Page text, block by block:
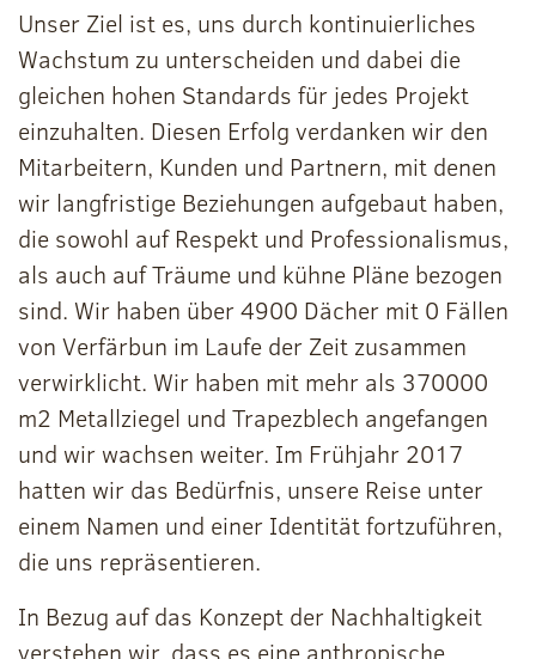
Unser Ziel ist es, uns durch kontinuierliches
Wachstum zu unterscheiden und dabei die
gleichen hohen Standards für jedes Projekt
einzuhalten. Diesen Erfolg verdanken wir den
Mitarbeitern, Kunden und Partnern, mit denen
wir langfristige Beziehungen aufgebaut haben,
die sowohl auf Respekt und Professionalismus,
als auch auf Träume und kühne Pläne bezogen
sind. Wir haben über 4900 Dächer mit 0 Fällen
von Verfärbun im Laufe der Zeit zusammen
verwirklicht. Wir haben mit mehr als 370000
m2 Metallziegel und Trapezblech angefangen
und wir wachsen weiter. Im Frühjahr 2017
hatten wir das Bedürfnis, unsere Reise unter
einem Namen und einer Identität fortzuführen,
die uns repräsentieren.
In Bezug auf das Konzept der Nachhaltigkeit
verstehen wir, dass es eine anthropische